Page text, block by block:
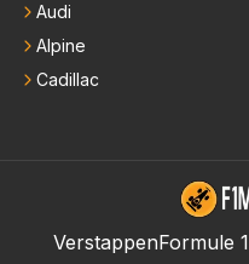
Audi
Alpine
Cadillac
VerstappenFormule 1